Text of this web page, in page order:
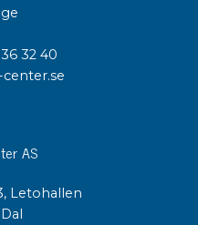
32 40
center.se
AS
Letohallen